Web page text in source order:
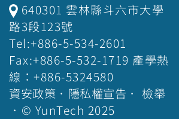
640301 雲林縣斗六市大學
路3段123號
Tel:+886-5-534-2601
Fax:+886-5-532-1719 產學熱
線：+886-5324580
資安政策 ． 隱私權宣告 ． 檢舉
．© YunTech 2025